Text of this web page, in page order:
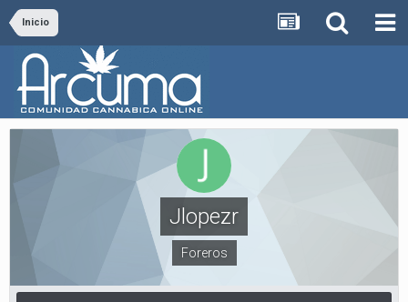
Inicio
Jlopezr
Foreros